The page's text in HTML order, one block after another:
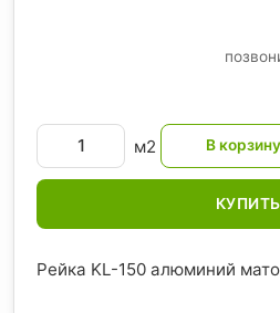
м2
КУПИТЬ
Рейка KL-150 алюминий